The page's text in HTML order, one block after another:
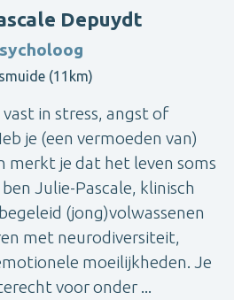
Depuydt
(11km)
vast in stress, angst of
je (een vermoeden van)
merkt je dat het leven soms
Julie-Pascale, klinisch
(jong)volwassenen
met neurodiversiteit,
moeilijkheden. Je
voor onder ...